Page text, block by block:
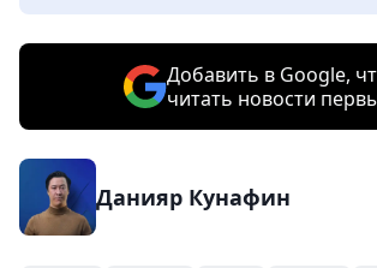
Добавить в Google,
читать новости
Данияр Кунафин